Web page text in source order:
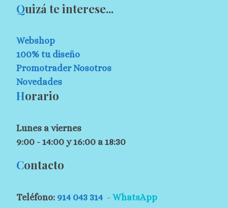
Quizá te interese...
Webshop
100% tu diseño
Promotrader Nosotros
Novedades
Horario
Lunes a viernes
9:00 - 14:00 y 16:00 a 18:30
Contacto
Teléfono: 914 043 314 - WhatsApp